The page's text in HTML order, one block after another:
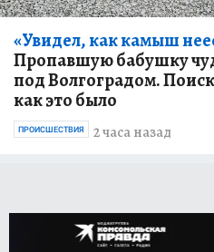
«Увидел, как камыш
Пропавшую бабушку
под Волгоградом.
как это было
2 часа назад
ПРОИСШЕСТВИЯ